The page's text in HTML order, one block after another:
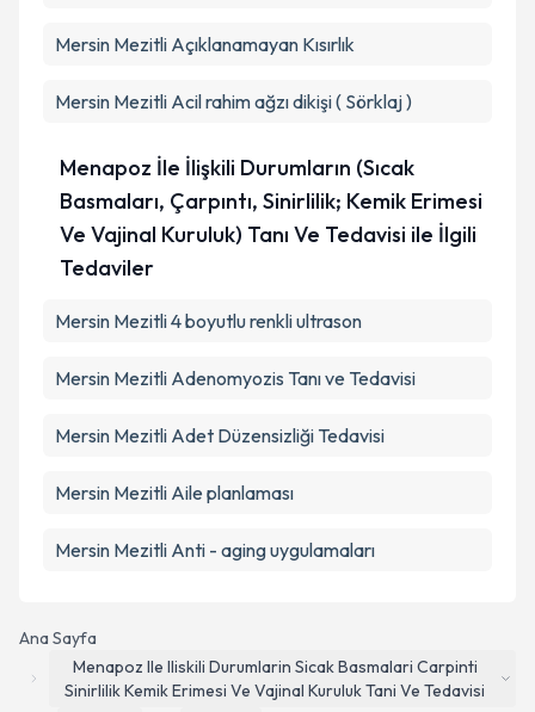
Ana Sayfa
Menapoz Ile Iliskili Durumlarin Sicak Basmalari Carpinti
Sinirlilik Kemik Erimesi Ve Vajinal Kuruluk Tani Ve Tedavisi
Mersin Mezitli Açıklanamayan Kısırlık
Mersin Mezitli Acil rahim ağzı dikişi ( Sörklaj )
Menapoz İle İlişkili Durumların (Sıcak
Basmaları, Çarpıntı, Sinirlilik; Kemik Erimesi
Ve Vajinal Kuruluk) Tanı Ve Tedavisi ile İlgili
Tedaviler
Mersin Mezitli 4 boyutlu renkli ultrason
Mersin Mezitli Adenomyozis Tanı ve Tedavisi
Mersin Mezitli Adet Düzensizliği Tedavisi
Mersin Mezitli Aile planlaması
Mersin Mezitli Anti - aging uygulamaları